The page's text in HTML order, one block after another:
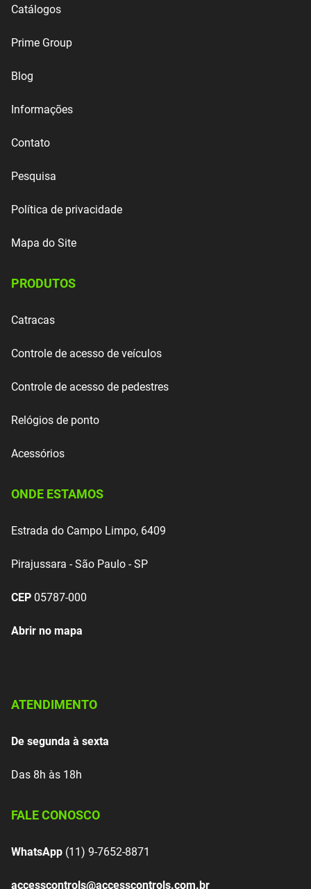
Catálogos
Prime Group
Blog
Informações
Contato
Pesquisa
Política de privacidade
Mapa do Site
PRODUTOS
Catracas
Controle de acesso de veículos
Controle de acesso de pedestres
Relógios de ponto
Acessórios
ONDE ESTAMOS
Estrada do Campo Limpo, 6409
Pirajussara - São Paulo - SP
CEP 05787-000
Abrir no mapa
ATENDIMENTO
De segunda à sexta
Das 8h às 18h
FALE CONOSCO
WhatsApp (11) 9-7652-8871
accesscontrols@accesscontrols.com.br